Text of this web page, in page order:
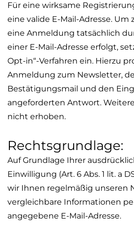
Für eine wirksame
eine valide E-Mail-Adresse. Um
eine Anmeldung tatsächlich
einer E-Mail-Adresse erfolgt,
Opt-in“-Verfahren ein. Hierzu
Anmeldung zum Newsletter,
Bestätigungsmail und den
angeforderten Antwort.
nicht erhoben.
Rechtsgrundlage:
Auf Grundlage Ihrer
Einwilligung (Art. 6 Abs. 1 lit. a
wir Ihnen regelmäßig unseren
vergleichbare Informationen
angegebene E-Mail-Adresse.